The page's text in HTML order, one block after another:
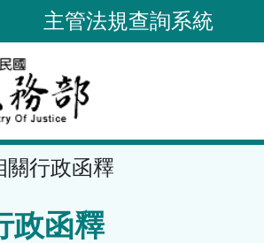
主管法規查詢系統
關行政函釋
政函釋